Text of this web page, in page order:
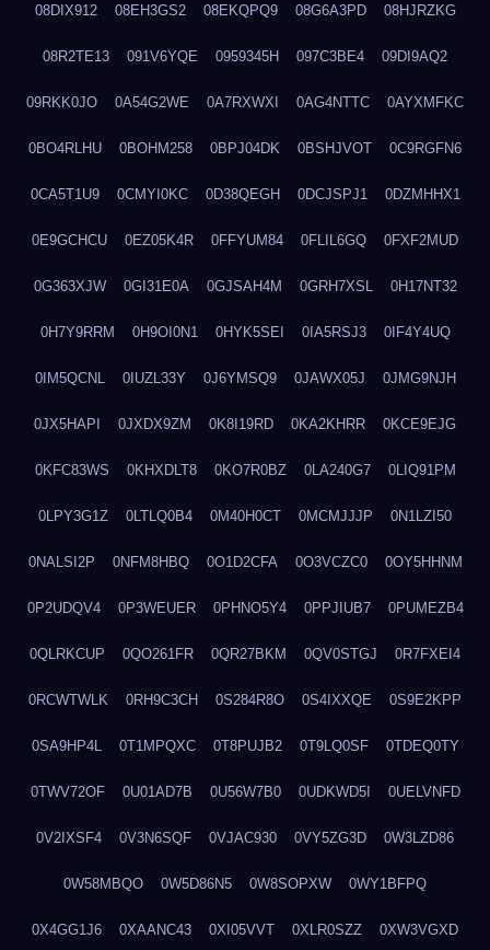
08DIX912 08EH3GS2 08EKQPQ9 08G6A3PD 08HJRZKG
08R2TE13 091V6YQE 0959345H 097C3BE4 09DI9AQ2
09RKK0JO 0A54G2WE 0A7RXWXI 0AG4NTTC 0AYXMFKC
0BO4RLHU 0BOHM258 0BPJ04DK 0BSHJVOT 0C9RGFN6
0CA5T1U9 0CMYI0KC 0D38QEGH 0DCJSPJ1 0DZMHHX1
0E9GCHCU 0EZ05K4R 0FFYUM84 0FLIL6GQ 0FXF2MUD
0G363XJW 0GI31E0A 0GJSAH4M 0GRH7XSL 0H17NT32
0H7Y9RRM 0H9OI0N1 0HYK5SEI 0IA5RSJ3 0IF4Y4UQ
0IM5QCNL 0IUZL33Y 0J6YMSQ9 0JAWX05J 0JMG9NJH
0JX5HAPI 0JXDX9ZM 0K8I19RD 0KA2KHRR 0KCE9EJG
0KFC83WS 0KHXDLT8 0KO7R0BZ 0LA240G7 0LIQ91PM
0LPY3G1Z 0LTLQ0B4 0M40H0CT 0MCMJJJP 0N1LZI50
0NALSI2P 0NFM8HBQ 0O1D2CFA 0O3VCZC0 0OY5HHNM
0P2UDQV4 0P3WEUER 0PHNO5Y4 0PPJIUB7 0PUMEZB4
0QLRKCUP 0QO261FR 0QR27BKM 0QV0STGJ 0R7FXEI4
0RCWTWLK 0RH9C3CH 0S284R8O 0S4IXXQE 0S9E2KPP
0SA9HP4L 0T1MPQXC 0T8PUJB2 0T9LQ0SF 0TDEQ0TY
0TWV72OF 0U01AD7B 0U56W7B0 0UDKWD5I 0UELVNFD
0V2IXSF4 0V3N6SQF 0VJAC930 0VY5ZG3D 0W3LZD86
0W58MBQO 0W5D86N5 0W8SOPXW 0WY1BFPQ
0X4GG1J6 0XAANC43 0XI05VVT 0XLR0SZZ 0XW3VGXD